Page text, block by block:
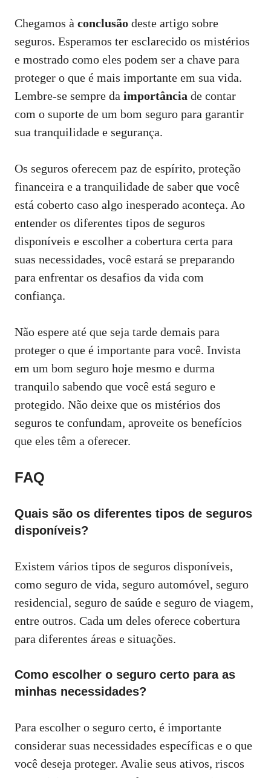
Chegamos à conclusão deste artigo sobre
seguros. Esperamos ter esclarecido os mistérios
e mostrado como eles podem ser a chave para
proteger o que é mais importante em sua vida.
Lembre-se sempre da importância de contar
com o suporte de um bom seguro para garantir
sua tranquilidade e segurança.
Os seguros oferecem paz de espírito, proteção
financeira e a tranquilidade de saber que você
está coberto caso algo inesperado aconteça. Ao
entender os diferentes tipos de seguros
disponíveis e escolher a cobertura certa para
suas necessidades, você estará se preparando
para enfrentar os desafios da vida com
confiança.
Não espere até que seja tarde demais para
proteger o que é importante para você. Invista
em um bom seguro hoje mesmo e durma
tranquilo sabendo que você está seguro e
protegido. Não deixe que os mistérios dos
seguros te confundam, aproveite os benefícios
que eles têm a oferecer.
FAQ
Quais são os diferentes tipos de seguros
disponíveis?
Existem vários tipos de seguros disponíveis,
como seguro de vida, seguro automóvel, seguro
residencial, seguro de saúde e seguro de viagem,
entre outros. Cada um deles oferece cobertura
para diferentes áreas e situações.
Como escolher o seguro certo para as
minhas necessidades?
Para escolher o seguro certo, é importante
considerar suas necessidades específicas e o que
você deseja proteger. Avalie seus ativos, riscos